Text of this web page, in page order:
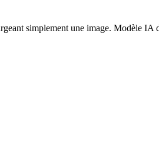
simplement une image. Modèle IA